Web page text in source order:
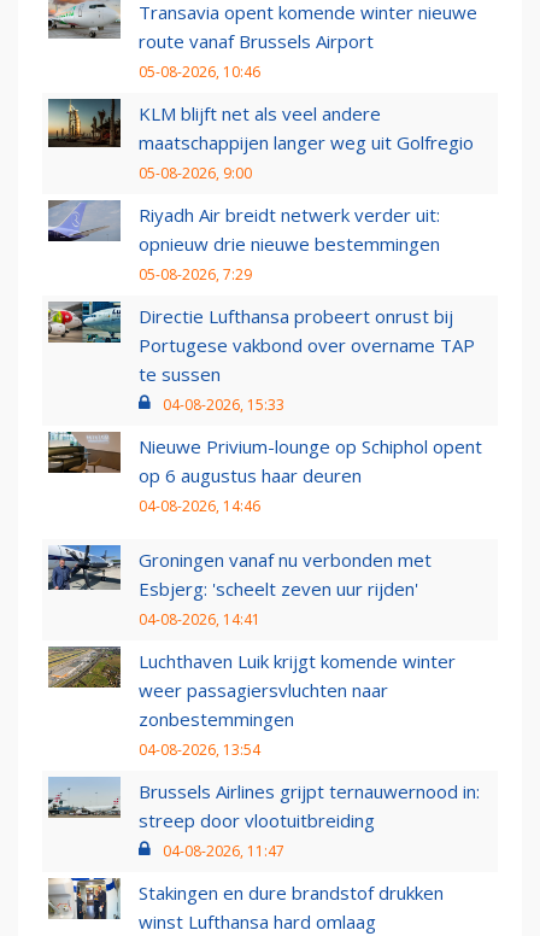
Transavia opent komende winter nieuwe
route vanaf Brussels Airport
05-08-2026, 10:46
KLM blijft net als veel andere
maatschappijen langer weg uit Golfregio
05-08-2026, 9:00
Riyadh Air breidt netwerk verder uit:
opnieuw drie nieuwe bestemmingen
05-08-2026, 7:29
Directie Lufthansa probeert onrust bij
Portugese vakbond over overname TAP
te sussen
04-08-2026, 15:33
Nieuwe Privium-lounge op Schiphol opent
op 6 augustus haar deuren
04-08-2026, 14:46
Groningen vanaf nu verbonden met
Esbjerg: 'scheelt zeven uur rijden'
04-08-2026, 14:41
Luchthaven Luik krijgt komende winter
weer passagiersvluchten naar
zonbestemmingen
04-08-2026, 13:54
Brussels Airlines grijpt ternauwernood in:
streep door vlootuitbreiding
04-08-2026, 11:47
Stakingen en dure brandstof drukken
winst Lufthansa hard omlaag